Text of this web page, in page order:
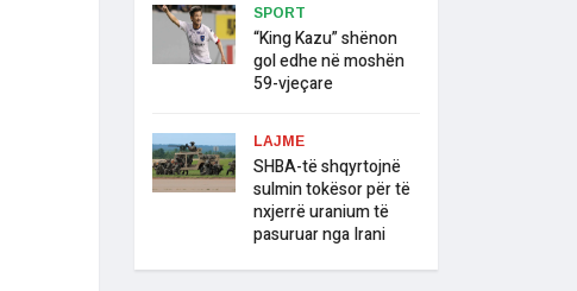
SPORT
“King Kazu” shënon
gol edhe në moshën
59-vjeçare
LAJME
SHBA-të shqyrtojnë
sulmin tokësor për të
nxjerrë uranium të
pasuruar nga Irani